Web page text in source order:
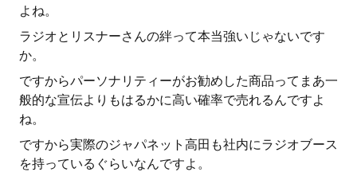
よね。
ラジオとリスナーさんの絆って本当強いじゃないです
か。
ですからパーソナリティーがお勧めした商品ってまあ一
般的な宣伝よりもはるかに高い確率で売れるんですよ
ね。
ですから実際のジャパネット高田も社内にラジオブース
を持っているぐらいなんですよ。